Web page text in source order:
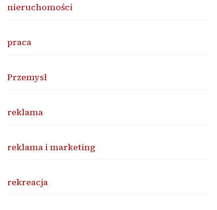
nieruchomości
praca
Przemysł
reklama
reklama i marketing
rekreacja